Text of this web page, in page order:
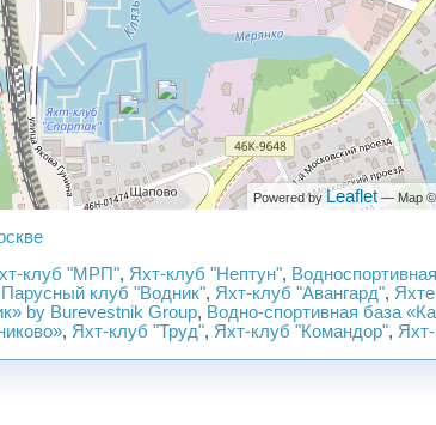
Powered by Leaflet — Map ©
клуб "МРП", Яхт-клуб "Нептун",
Парусный клуб "Водник", Яхт-клуб "Авангард",
by Burevestnik Group, Водно-спортивная база
, Яхт-клуб "Труд", Яхт-клуб "Командор",